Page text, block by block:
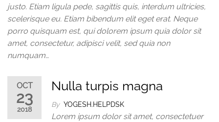
justo. Etiam ligula pede, sagittis quis, interdum ultricies,
scelerisque eu. Etiam bibendum elit eget erat. Neque
porro quisquam est, qui dolorem ipsum quia dolor sit
amet, consectetur, adipisci velit, sed quia non
numquam…
OCT
23
2018
Nulla turpis magna
By YOGESH.HELPDSK
Lorem ipsum dolor sit amet, consectetuer